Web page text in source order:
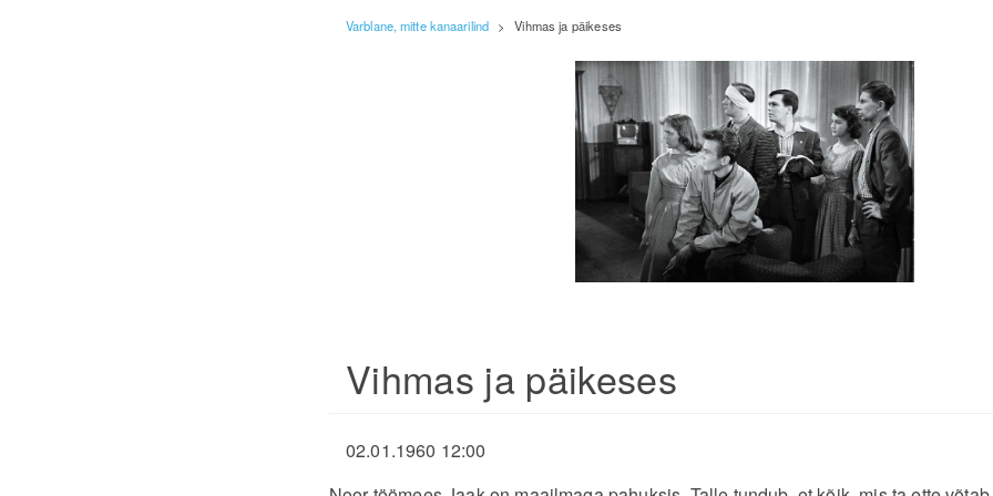
Varblane, mitte kanaarilind > Vihmas ja päikeses
Vihmas ja päikeses
02.01.1960 12:00